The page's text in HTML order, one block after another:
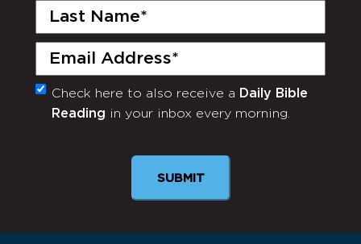
Last
Email
(Required)
Monthly
Newsletter
Check here to also receive a Daily Bible
Reading in your inbox every morning.
SUBMIT